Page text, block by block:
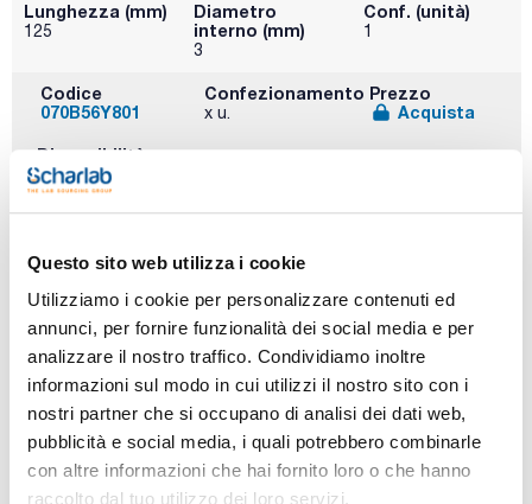
Questo sito web utilizza i cookie
Utilizziamo i cookie per personalizzare contenuti ed
annunci, per fornire funzionalità dei social media e per
analizzare il nostro traffico. Condividiamo inoltre
informazioni sul modo in cui utilizzi il nostro sito con i
nostri partner che si occupano di analisi dei dati web,
pubblicità e social media, i quali potrebbero combinarle
con altre informazioni che hai fornito loro o che hanno
raccolto dal tuo utilizzo dei loro servizi.
Lunghezza (mm)
125
Diametro
interno (mm)
3
Conf. (unità)
1
Codice
070B56Y801
Confezionamento
x u.
Prezzo
Acquista
Disponibilità
Controlla le
scorte
Fase
Dimensioni della
particella (μm)
3,5
Dimensioni del
100
Lunghezza (mm)
150
Diametro
interno (mm)
3
Conf. (unità)
1
Codice
070B53Y814
Confezionamento
x u.
Prezzo
Acquista